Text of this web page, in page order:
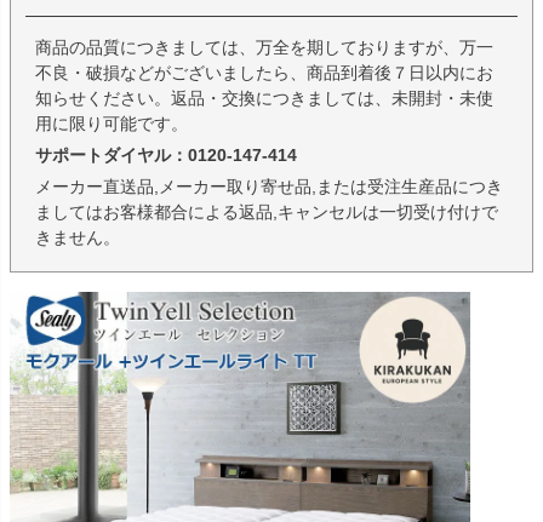
商品の品質につきましては、万全を期しておりますが、万一
不良・破損などがございましたら、商品到着後７日以内にお
知らせください。返品・交換につきましては、未開封・未使
用に限り可能です。
サポートダイヤル：0120-147-414
メーカー直送品,メーカー取り寄せ品,または受注生産品につき
ましてはお客様都合による返品,キャンセルは一切受け付けで
きません。